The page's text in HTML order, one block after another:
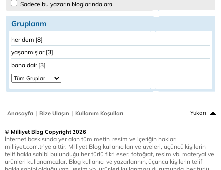
Sadece bu yazarın bloglarında ara
Gruplarım
her dem [8]
yaşanmışlar [3]
bana dair [3]
Anasayfa | Bize Ulaşın | Kullanım Koşulları Yukarı
© Milliyet Blog Copyright 2026
İnternet baskısında yer alan tüm metin, resim ve içeriğin hakları
milliyet.com.tr'ye aittir. Milliyet Blog kullanıcıları ve üyeleri, üçüncü kişilerin
telif hakkı sahibi bulunduğu her türlü fikri eser, fotoğraf, resim vb. materyal ve
ürünleri kullanamazlar. Blog kullanıcı ve yazarlarının, üçüncü kişilerin telif